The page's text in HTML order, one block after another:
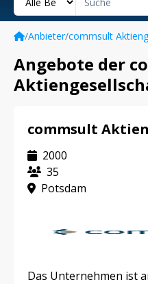
/Anbieter/commsult
Angebote der
commsult
2000
35
Potsdam
Das Unternehmen ist